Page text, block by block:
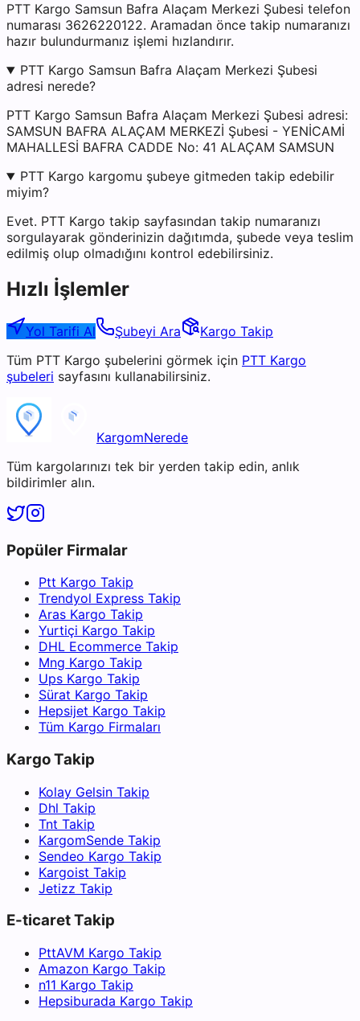
PTT Kargo Samsun Bafra Alaçam Merkezi Şubesi telefon
numarası 3626220122. Aramadan önce takip numaranızı
hazır bulundurmanız işlemi hızlandırır.
PTT Kargo Samsun Bafra Alaçam Merkezi Şubesi
adresi nerede?
PTT Kargo Samsun Bafra Alaçam Merkezi Şubesi adresi:
SAMSUN BAFRA ALAÇAM MERKEZİ Şubesi - YENİCAMİ
MAHALLESİ BAFRA CADDE No: 41 ALAÇAM SAMSUN
PTT Kargo kargomu şubeye gitmeden takip edebilir
miyim?
Evet. PTT Kargo takip sayfasından takip numaranızı
sorgulayarak gönderinizin dağıtımda, şubede veya teslim
edilmiş olup olmadığını kontrol edebilirsiniz.
Hızlı İşlemler
Yol Tarifi Al Şubeyi Ara
Kargo Takip
Tüm PTT Kargo şubelerini görmek için PTT Kargo
şubeleri sayfasını kullanabilirsiniz.
KargomNerede
Tüm kargolarınızı tek bir yerden takip edin, anlık
bildirimler alın.
Popüler Firmalar
Ptt Kargo Takip
Trendyol Express Takip
Aras Kargo Takip
Yurtiçi Kargo Takip
DHL Ecommerce Takip
Mng Kargo Takip
Ups Kargo Takip
Sürat Kargo Takip
Hepsijet Kargo Takip
Tüm Kargo Firmaları
Kargo Takip
Kolay Gelsin Takip
Dhl Takip
Tnt Takip
KargomSende Takip
Sendeo Kargo Takip
Kargoist Takip
Jetizz Takip
E-ticaret Takip
PttAVM Kargo Takip
Amazon Kargo Takip
n11 Kargo Takip
Hepsiburada Kargo Takip